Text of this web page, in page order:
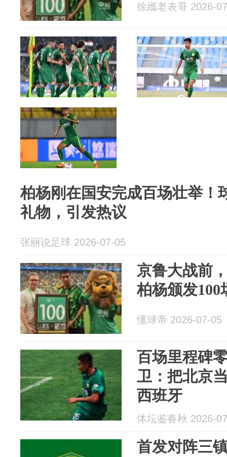
徐纗老表哥 2026-
柏杨刚在国安完成百场壮举！
礼物，引发热议
张丽说足球 2026-07-05
京鲁大战前
柏杨颁发100
懂球帝 2026-07-05
百场里程碑
卫：把北京
西班牙
体坛鉴春秋 2026-
首发对阵三